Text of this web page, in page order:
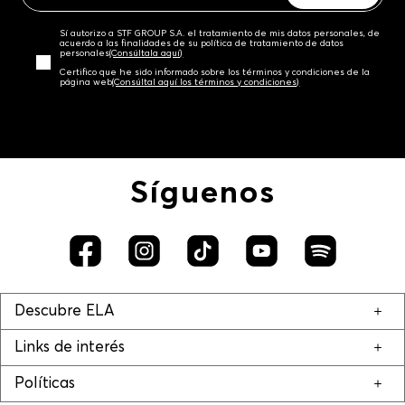
Sí autorizo a STF GROUP S.A. el tratamiento de mis datos personales, de
acuerdo a las finalidades de su política de tratamiento de datos
personales‎(Consúltala aquí)
Certifico que he sido informado sobre los términos y condiciones de la
página web‎(Consúltal aquí los términos y condiciones)
Síguenos
Descubre ELA
Links de interés
Políticas